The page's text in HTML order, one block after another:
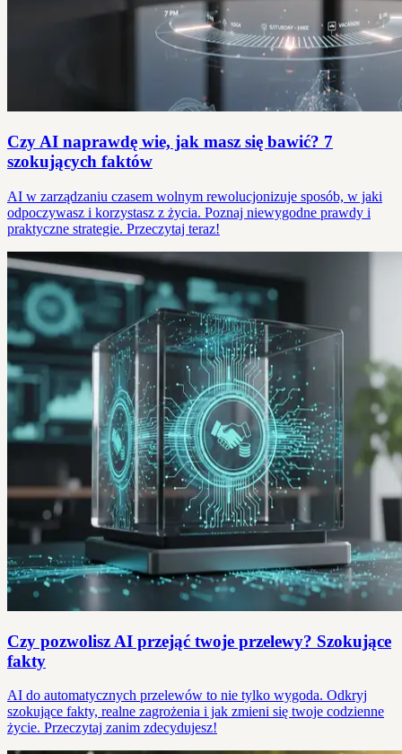
Czy AI naprawdę wie, jak masz się bawić? 7
szokujących faktów
AI w zarządzaniu czasem wolnym rewolucjonizuje sposób, w jaki
odpoczywasz i korzystasz z życia. Poznaj niewygodne prawdy i
praktyczne strategie. Przeczytaj teraz!
Czy pozwolisz AI przejąć twoje przelewy? Szokujące
fakty
AI do automatycznych przelewów to nie tylko wygoda. Odkryj
szokujące fakty, realne zagrożenia i jak zmieni się twoje codzienne
życie. Przeczytaj zanim zdecydujesz!